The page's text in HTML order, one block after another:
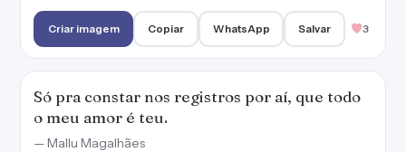
Criar imagem Copiar WhatsApp Salvar 3
Só pra constar nos registros por aí, que todo
o meu amor é teu.
— Mallu Magalhães